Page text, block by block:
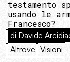
testamento
usando le
Francesco?
di Davide
Altrove Visioni